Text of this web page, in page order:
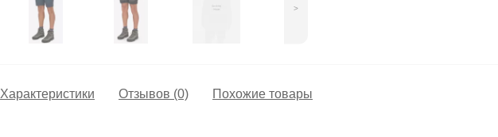
>
Характеристики Отзывов (0) Похожие товары